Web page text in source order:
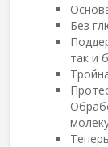
Без
так и